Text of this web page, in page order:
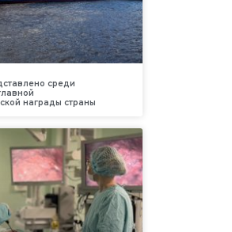
среди
награды страны